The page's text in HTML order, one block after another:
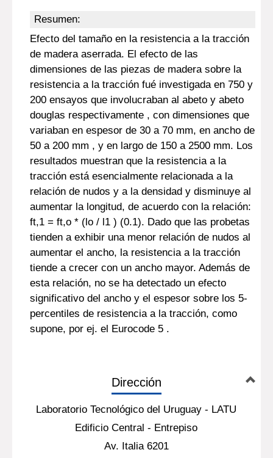
Resumen:
Efecto del tamaño en la resistencia a la tracción
de madera aserrada. El efecto de las
dimensiones de las piezas de madera sobre la
resistencia a la tracción fué investigada en 750 y
200 ensayos que involucraban al abeto y abeto
douglas respectivamente , con dimensiones que
variaban en espesor de 30 a 70 mm, en ancho de
50 a 200 mm , y en largo de 150 a 2500 mm. Los
resultados muestran que la resistencia a la
tracción está esencialmente relacionada a la
relación de nudos y a la densidad y disminuye al
aumentar la longitud, de acuerdo con la relación:
ft,1 = ft,o * (lo / l1 ) (0.1). Dado que las probetas
tienden a exhibir una menor relación de nudos al
aumentar el ancho, la resistencia a la tracción
tiende a crecer con un ancho mayor. Además de
esta relación, no se ha detectado un efecto
significativo del ancho y el espesor sobre los 5-
percentiles de resistencia a la tracción, como
supone, por ej. el Eurocode 5 .
Dirección
Laboratorio Tecnológico del Uruguay - LATU
Edificio Central - Entrepiso
Av. Italia 6201